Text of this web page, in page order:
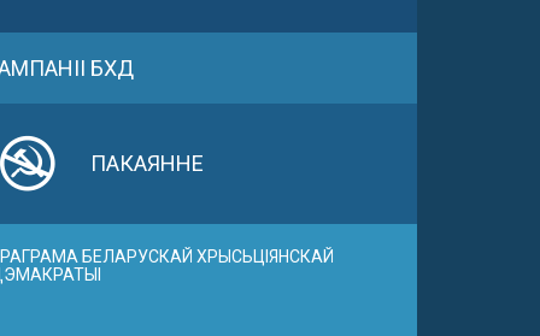
БХД
ПАКАЯННЕ
БЕЛАРУСКАЙ ХРЫСЬЦІЯНСКАЙ